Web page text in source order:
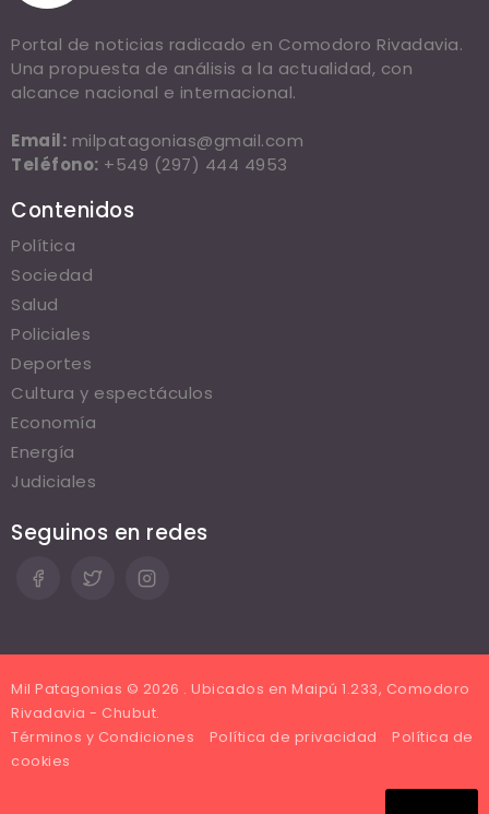
Portal de noticias radicado en Comodoro Rivadavia.
Una propuesta de análisis a la actualidad, con
alcance nacional e internacional.
Email: milpatagonias@gmail.com
Teléfono: +549 (297) 444 4953
Contenidos
Política
Sociedad
Salud
Policiales
Deportes
Cultura y espectáculos
Economía
Energía
Judiciales
Seguinos en redes
Mil Patagonias © 2026 . Ubicados en Maipú 1.233, Comodoro
Rivadavia - Chubut.
Términos y Condiciones
Política de privacidad
Política de
cookies